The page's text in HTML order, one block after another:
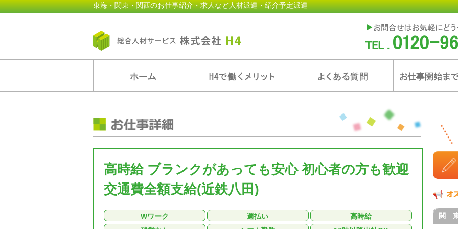
東海・関東・関西のお仕事紹介・求人など人材派遣・紹介予定派遣
高時給 ブランクがあっても安心 初心者の方も歓迎
交通費全額支給(近鉄八田)
Wワーク 週払い
高時給
関